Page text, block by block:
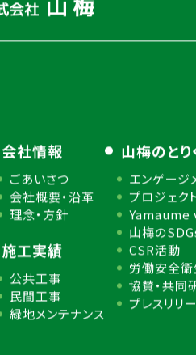
会社情報
ごあいさつ
会社概要・沿革
理念・方針
施工実績
公共工事
民間工事
緑地メンテナンス
山梅のとり
エンゲージ
プロジェク
山梅の
CSR活動
労働安全衛
協賛・共同
プレスリリ